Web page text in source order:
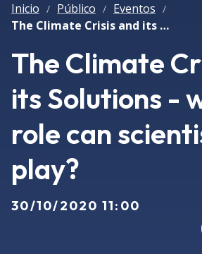
Inicio / Público / Eventos /
The Climate Crisis and its Solutions - what role can scientists play?
The Climate
its Solutions -
role can
play?
30/10/2020 11:00